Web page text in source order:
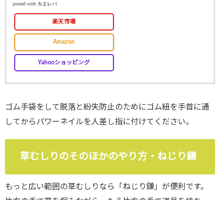
posted with カエレバ
楽天市場
Amazon
Yahooショッピング
ゴム手袋をして脱落と紛失防止のためにゴム紐を手首に通
してからパワーネイルを人差し指に付けてください。
草むしりのそのほかのやり方・ねじり鎌
もっと広い範囲の草むしりなら「ねじり鎌」が便利です。